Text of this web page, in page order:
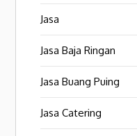
Jasa
Jasa Baja Ringan
Jasa Buang Puing
Jasa Catering